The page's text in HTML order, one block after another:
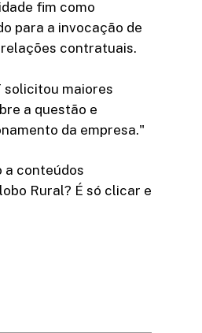
fim como
para a invocação de
contratuais.
solicitou maiores
a questão e
da empresa."
a conteúdos
Rural? É só clicar e